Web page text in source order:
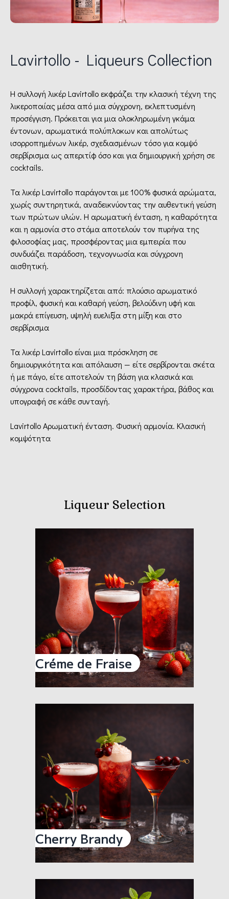
Lavirtollo - Liqueurs Collection
Η συλλογή λικέρ Lavirtollo εκφράζει την κλασική τέχνη της
λικεροποιίας μέσα από μια σύγχρονη, εκλεπτυσμένη
προσέγγιση. Πρόκειται για μια ολοκληρωμένη γκάμα
έντονων, αρωματικά πολύπλοκων και απολύτως
ισορροπημένων λικέρ, σχεδιασμένων τόσο για κομψό
σερβίρισμα ως απεριτίφ όσο και για δημιουργική χρήση σε
cocktails.
Τα λικέρ Lavirtollo παράγονται με 100% φυσικά αρώματα,
χωρίς συντηρητικά, αναδεικνύοντας την αυθεντική γεύση
των πρώτων υλών. Η αρωματική ένταση, η καθαρότητα
και η αρμονία στο στόμα αποτελούν τον πυρήνα της
φιλοσοφίας μας, προσφέροντας μια εμπειρία που
συνδυάζει παράδοση, τεχνογνωσία και σύγχρονη
αισθητική.
Η συλλογή χαρακτηρίζεται από: πλούσιο αρωματικό
προφίλ, φυσική και καθαρή γεύση, βελούδινη υφή και
μακρά επίγευση, υψηλή ευελιξία στη μίξη και στο
σερβίρισμα
Τα λικέρ Lavirtollo είναι μια πρόσκληση σε
δημιουργικότητα και απόλαυση — είτε σερβίρονται σκέτα
ή με πάγο, είτε αποτελούν τη βάση για κλασικά και
σύγχρονα cocktails, προσδίδοντας χαρακτήρα, βάθος και
υπογραφή σε κάθε συνταγή.
Lavirtollo Αρωματική ένταση. Φυσική αρμονία. Κλασική
κομψότητα
Liqueur Selection
Créme de Fraise
Cherry Brandy